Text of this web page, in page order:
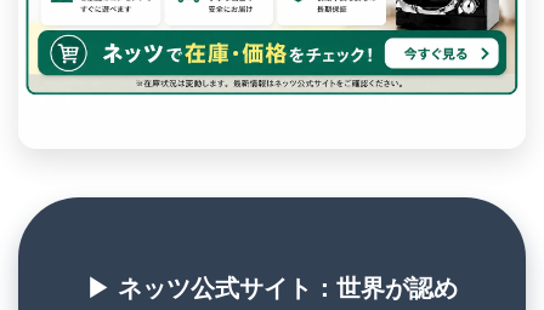
▶ ネッツ公式サイト：世界が認め